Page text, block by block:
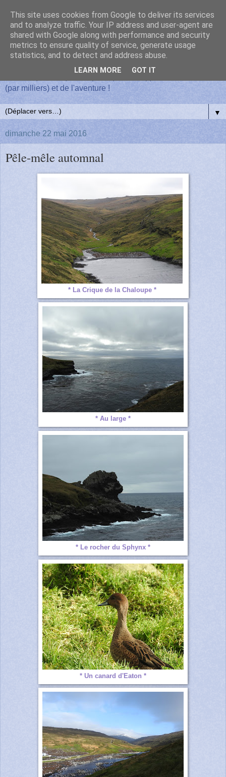
Un hivernage sur l'île de la
Possession
(par milliers) et de l'aventure !
▼
dimanche 22 mai 2016
Pêle-mêle automnal
* La Crique de la Chaloupe *
* Au large *
* Le rocher du Sphynx *
* Un canard d'Eaton *
This site uses cookies from Google to deliver its services
and to analyze traffic. Your IP address and user-agent are
shared with Google along with performance and security
metrics to ensure quality of service, generate usage
statistics, and to detect and address abuse.
LEARN MORE GOT IT